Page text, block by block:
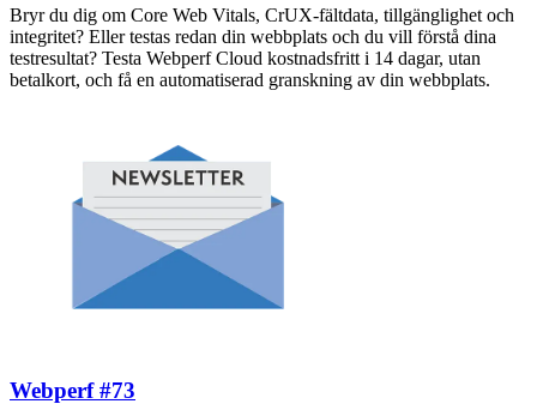
Bryr du dig om Core Web Vitals, CrUX-fältdata, tillgänglighet och
integritet? Eller testas redan din webbplats och du vill förstå dina
testresultat? Testa Webperf Cloud kostnadsfritt i 14 dagar, utan
betalkort, och få en automatiserad granskning av din webbplats.
Webperf #73